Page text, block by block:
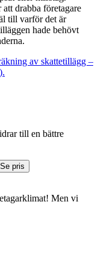
drabba företagare
till varför det är
hade behövt
av skattetillägg –
till en bättre
Se pris
Men vi